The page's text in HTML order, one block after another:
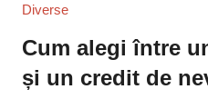
Diverse
Cum alegi între
și un credit de